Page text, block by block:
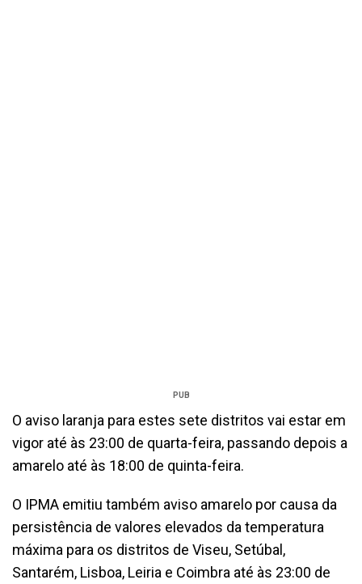
PUB
O aviso laranja para estes sete distritos vai estar em
vigor até às 23:00 de quarta-feira, passando depois a
amarelo até às 18:00 de quinta-feira.
O IPMA emitiu também aviso amarelo por causa da
persistência de valores elevados da temperatura
máxima para os distritos de Viseu, Setúbal,
Santarém, Lisboa, Leiria e Coimbra até às 23:00 de